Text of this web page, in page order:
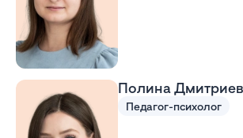
Полина
Педагог-психолог